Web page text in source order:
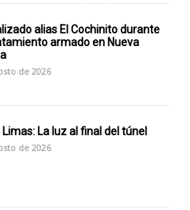
alias El Cochinito durante
armado en Nueva
de 2026
Limas: La luz al final del túnel
de 2026